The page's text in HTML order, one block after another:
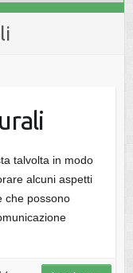
talvolta in modo
alcuni aspetti
che possono